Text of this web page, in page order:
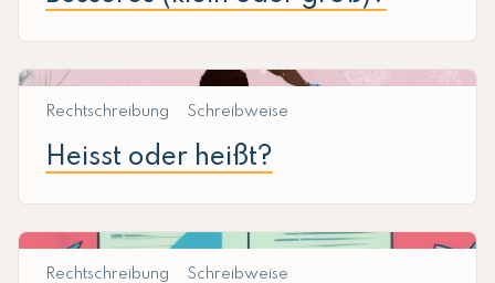
Rechtschreibung Schreibweise
Heisst oder heißt?
Rechtschreibung Schreibweise